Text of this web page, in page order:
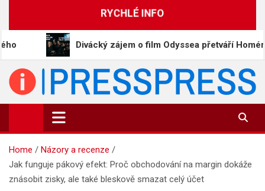
RYCHLÉ INFO
Divácký zájem o film Odyssea přetváří Homéra na memy
PressPress.cz
Vaše zprávy v souvislostech
Home
Názory a recenze
Jak funguje pákový efekt: Proč obchodování na margin dokáže
znásobit zisky, ale také bleskově smazat celý účet